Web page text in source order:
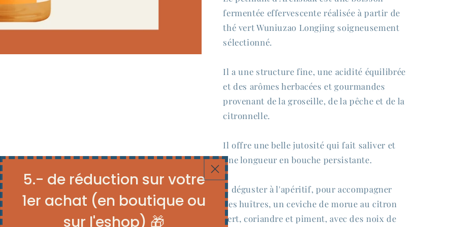
fermentée effervescente réalisée à partir de
thé vert Wuniuzao Longjing soigneusement
sélectionné.
Il a une structure fine, une acidité équilibrée
et des arômes herbacées et gourmandes
provenant de la groseille, de la pêche et de la
citronnelle.
Il offre une belle jutosité qui fait saliver et
une longueur en bouche persistante.
A déguster à l'apéritif, pour accompagner
des huîtres, un ceviche de morue au citron
vert, coriandre et piment, avec des noix de
5.- de réduction sur votre
1er achat (en boutique ou
sur l'eshop) 🎁